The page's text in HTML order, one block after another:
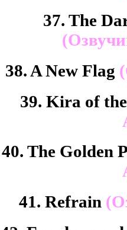
37. The
38. A New Flag
39. Kira of
40. The Golden
41. Refrain